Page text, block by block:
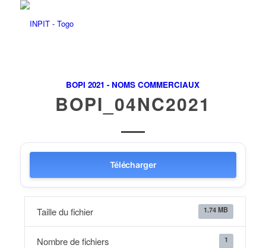
BOPI 2021 - NOMS COMMERCIAUX
BOPI_04NC2021
Télécharger
Taille du fichier 1.74 MB
Nombre de fichiers 1